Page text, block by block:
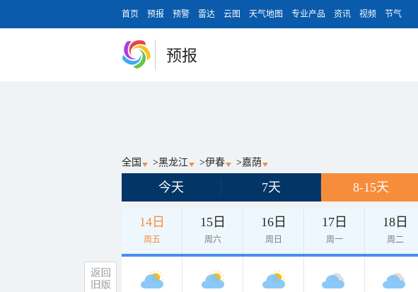
首页 预报 预警 雷达 云图 天气地图 专业产品 资讯 视频 节气
预报
全国 >黑龙江 >伊春 >嘉荫
今天 7天 8-15天
14日
周五
15日
周六
16日
周日
17日
周一
18日
周二